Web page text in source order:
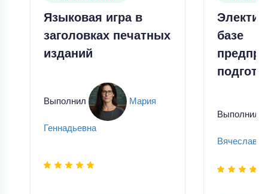
Языковая игра в
заголовках печатных
изданий
Выполнил Мария
Геннадьевна
базе
Выполнил
Вячеслав